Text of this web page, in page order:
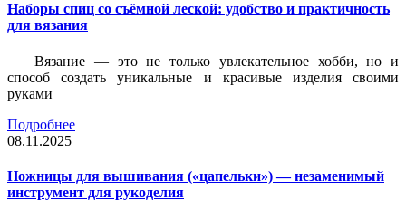
Наборы спиц со съёмной леской: удобство и практичность
для вязания
Вязание — это не только увлекательное хобби, но и
способ создать уникальные и красивые изделия своими
руками
Подробнее
08.11.2025
Ножницы для вышивания («цапельки») — незаменимый
инструмент для рукоделия